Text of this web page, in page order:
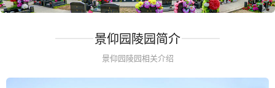
景仰园陵园简介
景仰园陵园相关介绍